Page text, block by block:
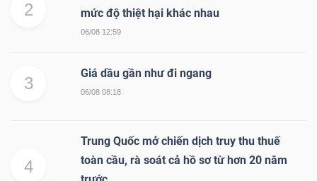
2
mức độ thiệt hại khác nhau
06/08 12:59
3
Giá dầu gần như đi ngang
06/08 08:18
4
Trung Quốc mở chiến dịch truy thu thuế
toàn cầu, rà soát cả hồ sơ từ hơn 20 năm